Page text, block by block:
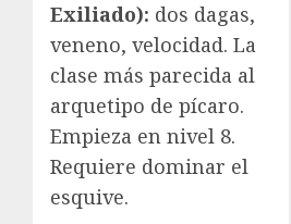
Exiliado): dos dagas,
veneno, velocidad. La
clase más parecida al
arquetipo de pícaro.
Empieza en nivel 8.
Requiere dominar el
esquive.